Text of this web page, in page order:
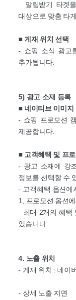
알림받기 타겟
대상으로 맞춤 타
■ 게재 위치 선택
- 쇼핑 소식 광고
추가됩니다.
5) 광고 소재 등록
■ 네이티브 이미지
- 쇼핑 프로모션
제공합니다.
■ 고객혜택 및 프
- 광고 소재에 강
정보를 선택할 수
- 고객혜택 옵션에
1, 프로모션 옵션
최대 2개의 혜택
있습니다.
4. 노출 위치
- 게재 위치 : 네이
- 상세 노출 지면